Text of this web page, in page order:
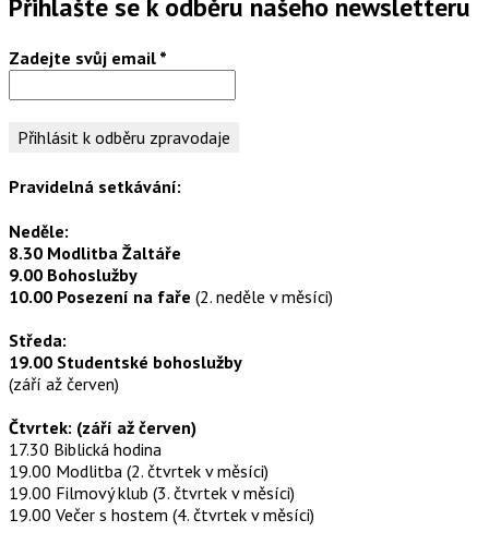
Přihlašte se k odběru našeho newsletteru
Zadejte svůj email *
Pravidelná setkávání:
Neděle:
8.30 Modlitba Žaltáře
9.00 Bohoslužby
10.00 Posezení na faře (2. neděle v měsíci)
Středa:
19.00 Studentské bohoslužby
(září až červen)
Čtvrtek: (září až červen)
17.30 Biblická hodina
19.00 Modlitba (2. čtvrtek v měsíci)
19.00 Filmový klub (3. čtvrtek v měsíci)
19.00 Večer s hostem (4. čtvrtek v měsíci)